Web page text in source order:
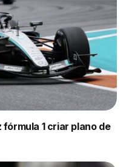
1 criar plano de